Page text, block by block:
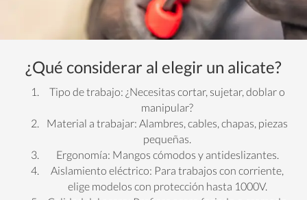
¿Qué considerar al elegir un alicate?
Tipo de trabajo: ¿Necesitas cortar, sujetar, doblar o
manipular?
Material a trabajar: Alambres, cables, chapas, piezas
pequeñas.
Ergonomía: Mangos cómodos y antideslizantes.
Aislamiento eléctrico: Para trabajos con corriente,
elige modelos con protección hasta 1000V.